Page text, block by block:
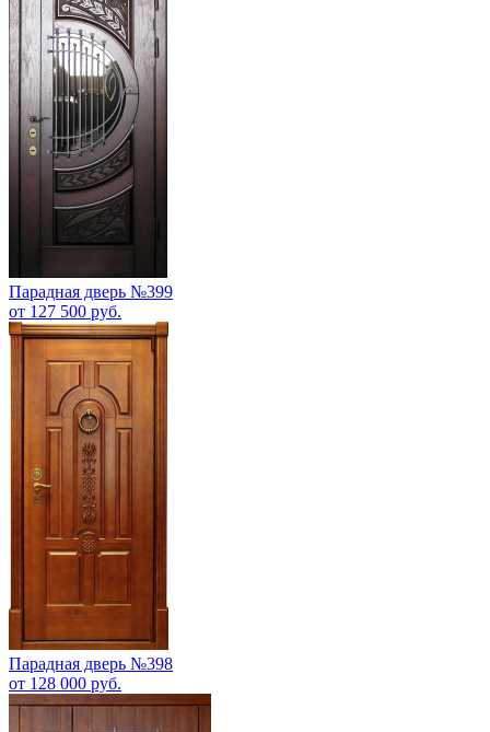
Парадная дверь №399
от 127 500 руб.
Парадная дверь №398
от 128 000 руб.